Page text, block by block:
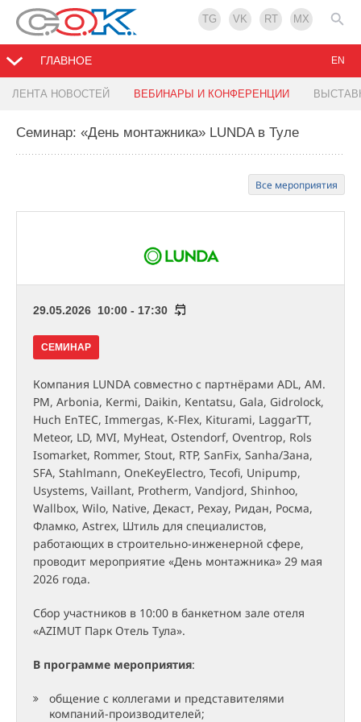
TG VK RT MX
ГЛАВНОЕ
ЛЕНТА НОВОСТЕЙ ВЕБИНАРЫ И КОНФЕРЕНЦИИ
EN
Семинар: «День монтажника» LUNDA в Туле
Все мероприятия
29.05.2026 10:00 - 17:30
СЕМИНАР
Компания LUNDA совместно с партнёрами ADL, AM.
PM, Arbonia, Kermi, Daikin, Kentatsu, Gala, Gidrolock,
Huch EnTEC, Immergas, K-Flex, Kiturami, LaggarTT,
Meteor, LD, MVI, MyHeat, Ostendorf, Oventrop, Rols
Isomarket, Rommer, Stout, RTP, SanFix, Sanha/Зана,
SFA, Stahlmann, OneKeyElectro, Tecofi, Unipump,
Usystems, Vaillant, Protherm, Vandjord, Shinhoo,
Wallbox, Wilo, Native, Декаст, Рехау, Ридан, Росма,
Фламко, Astrex, Штиль для специалистов,
работающих в строительно-инженерной сфере,
проводит мероприятие «День монтажника» 29 мая
2026 года.
Сбор участников в 10:00 в банкетном зале отеля
«AZIMUT Парк Отель Тула».
В программе мероприятия:
общение с коллегами и представителями
компаний-производителей;